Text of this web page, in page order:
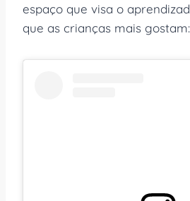
espaço que visa o
que as crianças mais